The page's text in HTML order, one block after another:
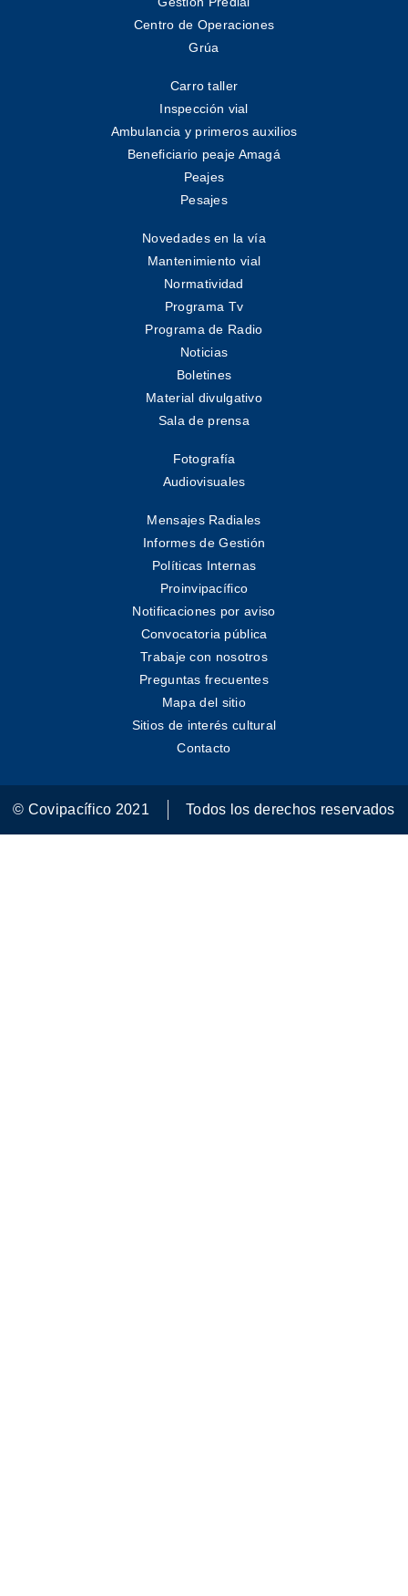
Centro de Operaciones
Grúa
Carro taller
Inspección vial
Ambulancia y primeros auxilios
Beneficiario peaje Amagá
Peajes
Pesajes
Novedades en la vía
Mantenimiento vial
Normatividad
Programa Tv
Programa de Radio
Noticias
Boletines
Material divulgativo
Sala de prensa
Fotografía
Audiovisuales
Mensajes Radiales
Informes de Gestión
Políticas Internas
Proinvipacífico
Notificaciones por aviso
Convocatoria pública
Trabaje con nosotros
Preguntas frecuentes
Mapa del sitio
Sitios de interés cultural
Contacto
© Covipacífico 2021 Todos los derechos reservados